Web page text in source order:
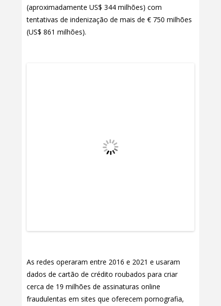
(aproximadamente US$ 344 milhões) com
tentativas de indenização de mais de € 750 milhões
(US$ 861 milhões).
As redes operaram entre 2016 e 2021 e usaram
dados de cartão de crédito roubados para criar
cerca de 19 milhões de assinaturas online
fraudulentas em sites que oferecem pornografia,